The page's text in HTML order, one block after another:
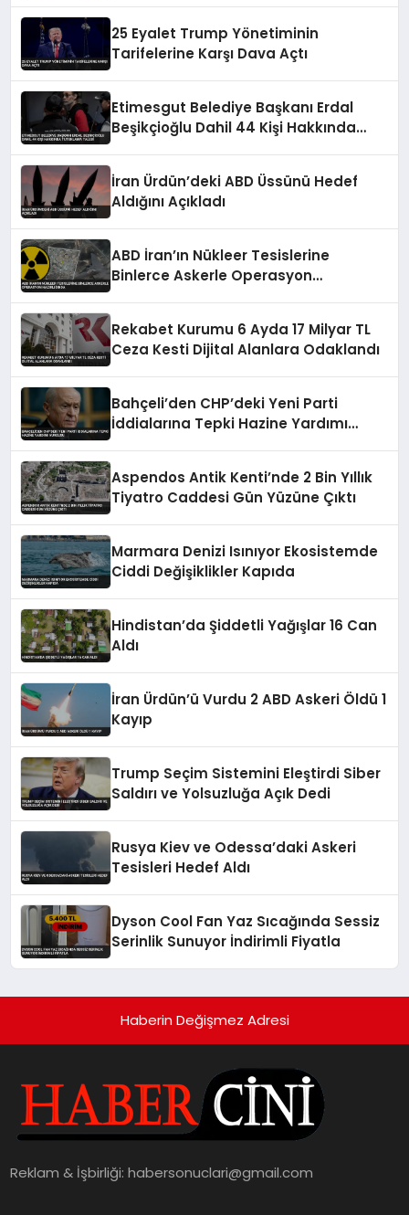
25 Eyalet Trump Yönetiminin
Tarifelerine Karşı Dava Açtı
Etimesgut Belediye Başkanı Erdal
Beşikçioğlu Dahil 44 Kişi Hakkında
İran Ürdün’deki ABD Üssünü Hedef
Aldığını Açıkladı
ABD İran’ın Nükleer Tesislerine
Binlerce Askerle Operasyon
Rekabet Kurumu 6 Ayda 17 Milyar TL
Ceza Kesti Dijital Alanlara Odaklandı
Bahçeli’den CHP’deki Yeni Parti
İddialarına Tepki Hazine Yardımı
Aspendos Antik Kenti’nde 2 Bin Yıllık
Tiyatro Caddesi Gün Yüzüne Çıktı
Marmara Denizi Isınıyor Ekosistemde
Ciddi Değişiklikler Kapıda
Hindistan’da Şiddetli Yağışlar 16 Can
Aldı
İran Ürdün’ü Vurdu 2 ABD Askeri Öldü 1
Kayıp
Trump Seçim Sistemini Eleştirdi Siber
Saldırı ve Yolsuzluğa Açık Dedi
Rusya Kiev ve Odessa’daki Askeri
Tesisleri Hedef Aldı
Dyson Cool Fan Yaz Sıcağında Sessiz
Serinlik Sunuyor İndirimli Fiyatla
Haberin Değişmez Adresi
Reklam & İşbirliği:habersonuclari@gmail.com